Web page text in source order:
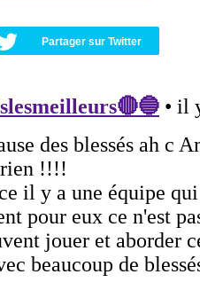
Partager sur Twitter